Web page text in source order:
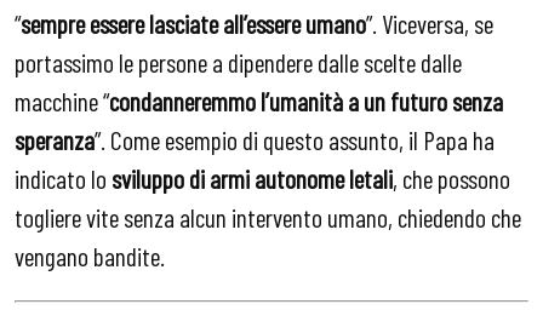
“sempre essere lasciate all’essere umano”. Viceversa, se
portassimo le persone a dipendere dalle scelte dalle
macchine “condanneremmo l’umanità a un futuro senza
speranza”. Come esempio di questo assunto, il Papa ha
indicato lo sviluppo di armi autonome letali, che possono
togliere vite senza alcun intervento umano, chiedendo che
vengano bandite.